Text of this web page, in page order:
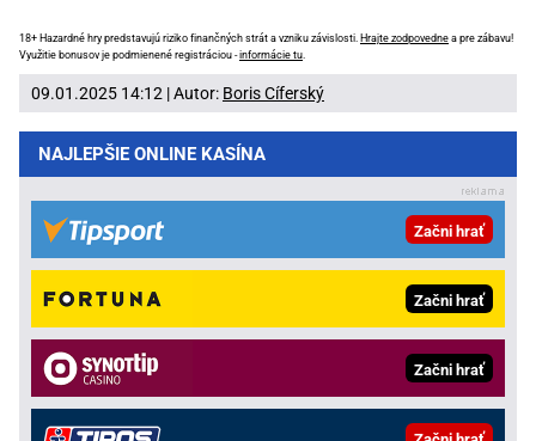
18+ Hazardné hry predstavujú riziko finančných strát a vzniku závislosti. Hrajte zodpovedne a pre zábavu!
Využitie bonusov je podmienené registráciou -informácie tu.
09.01.2025 14:12 | Autor: Boris Cíferský
NAJLEPŠIE ONLINE KASÍNA
Začni hrať
Začni hrať
Začni hrať